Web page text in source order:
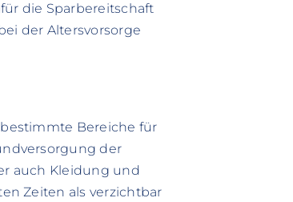
die Sparbereitschaft
der Altersvorsorge
Bereiche für
der
auch Kleidung und
Zeiten als verzichtbar